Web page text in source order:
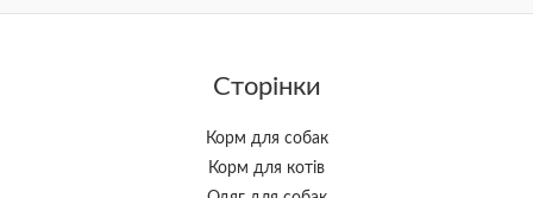
Сторінки
Корм для собак
Корм для котів